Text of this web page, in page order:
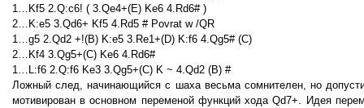
1…Kf5 2.Q:c6! ( 3.Qe4+(E) Ke6 4.Rd6# )
2…K:e5 3.Qd6+ Kf5 4.Rd5 # Povrat w /QR
1…g5 2.Qd2 +!(B) K:e5 3.Re1+(D) K:f6 4.Qg5# (C)
2…Kf4 3.Qg5+(C) Ke6 4.Rd6#
1…L:f6 2.Q:f6 Ke3 3.Qg5+(C) K ~ 4.Qd2 (B) #
Ложный след, начинающийся с шаха весьма сомнителен, но
мотивирован в основном переменой функций хода Qd7+. Идея